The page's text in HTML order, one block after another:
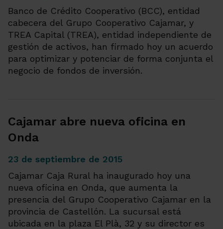
Banco de Crédito Cooperativo (BCC), entidad
cabecera del Grupo Cooperativo Cajamar, y
TREA Capital (TREA), entidad independiente de
gestión de activos, han firmado hoy un acuerdo
para optimizar y potenciar de forma conjunta el
negocio de fondos de inversión.
Cajamar abre nueva oficina en
Onda
23 de septiembre de 2015
Cajamar Caja Rural ha inaugurado hoy una
nueva oficina en Onda, que aumenta la
presencia del Grupo Cooperativo Cajamar en la
provincia de Castellón. La sucursal está
ubicada en la plaza El Plà, 32 y su director es